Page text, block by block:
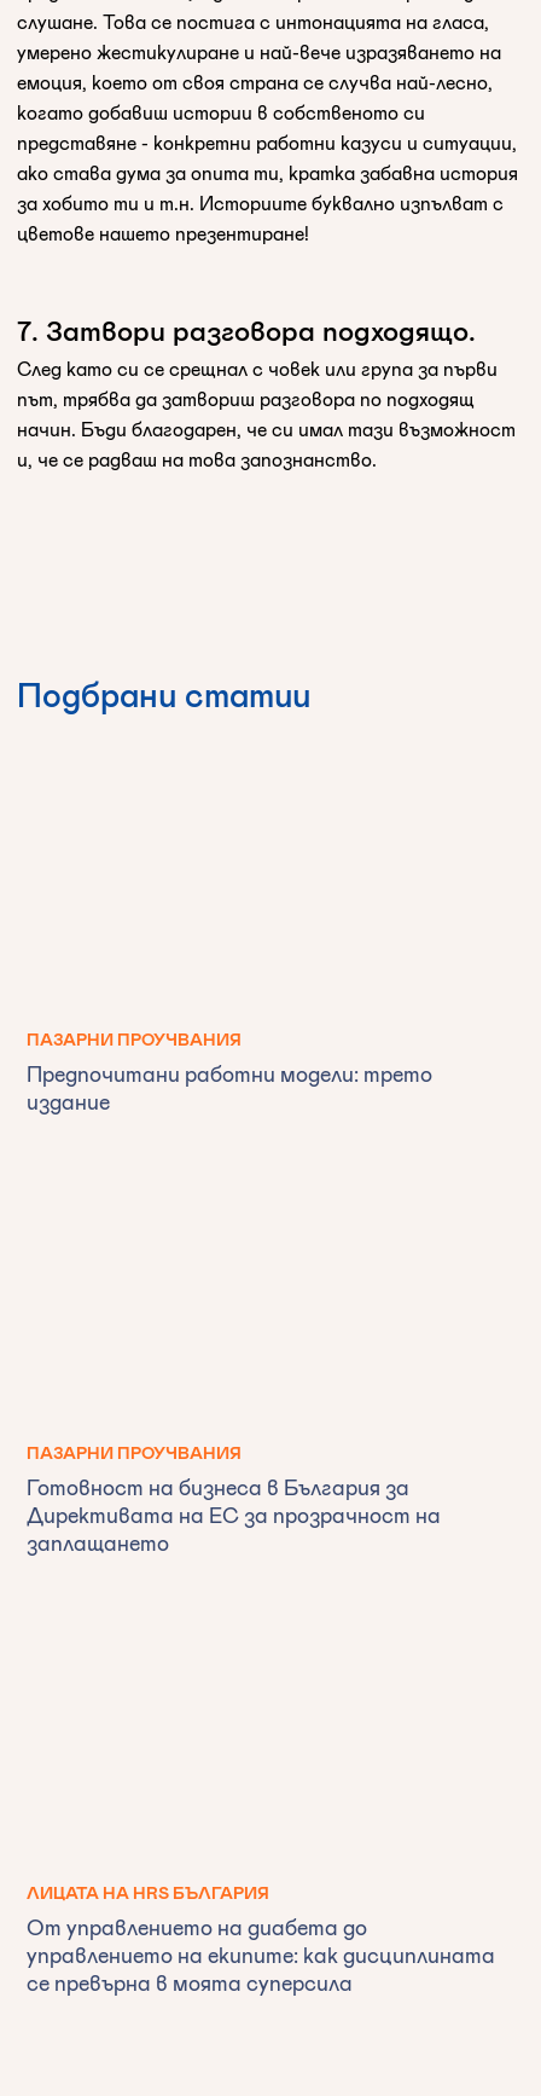
слушане. Това се постига с интонацията на гласа,
умерено жестикулиране и най-вече изразяването на
емоция, което от своя страна се случва най-лесно,
когато добавиш истории в собственото си
представяне - конкретни работни казуси и ситуации,
ако става дума за опита ти, кратка забавна история
за хобито ти и т.н. Историите буквално изпълват с
цветове нашето презентиране!
7. Затвори разговора подходящо.
След като си се срещнал с човек или група за първи
път, трябва да затвориш разговора по подходящ
начин. Бъди благодарен, че си имал тази възможност
и, че се радваш на това запознанство.
Подбрани статии
ПАЗАРНИ ПРОУЧВАНИЯ
Предпочитани работни модели: трето
издание
ПАЗАРНИ ПРОУЧВАНИЯ
Готовност на бизнеса в България за
Директивата на ЕС за прозрачност на
заплащането
ЛИЦАТА НА HRS БЪЛГАРИЯ
От управлението на диабета до
управлението на екипите: как дисциплината
се превърна в моята суперсила